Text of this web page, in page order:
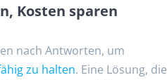
Kosten sparen
nach Antworten, um
zu halten. Eine Lösung, die